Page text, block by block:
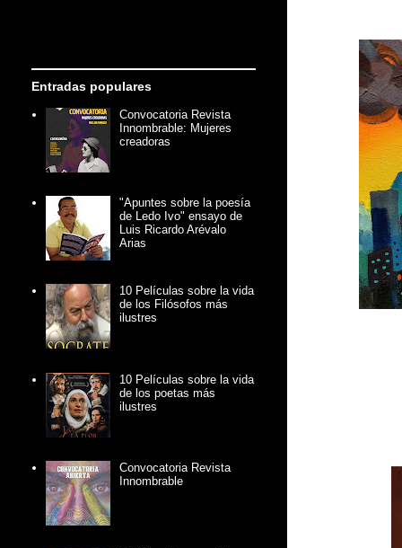
Entradas populares
Convocatoria Revista
Innombrable: Mujeres
creadoras
"Apuntes sobre la poesía
de Ledo Ivo" ensayo de
Luis Ricardo Arévalo
Arias
10 Películas sobre la vida
de los Filósofos más
ilustres
10 Películas sobre la vida
de los poetas más
ilustres
Convocatoria Revista
Innombrable